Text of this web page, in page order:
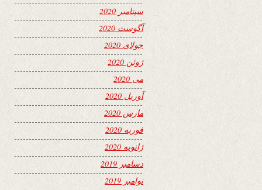
سپتامبر 2020
آگوست 2020
جولای 2020
ژوئن 2020
می 2020
آوریل 2020
مارس 2020
فوریه 2020
ژانویه 2020
دسامبر 2019
نوامبر 2019